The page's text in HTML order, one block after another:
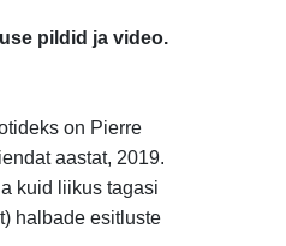
pildid ja video.
on Pierre
aastat, 2019.
kuid liikus tagasi
halbade esitluste